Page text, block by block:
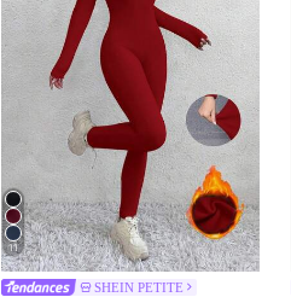
11
SHEIN PETITE